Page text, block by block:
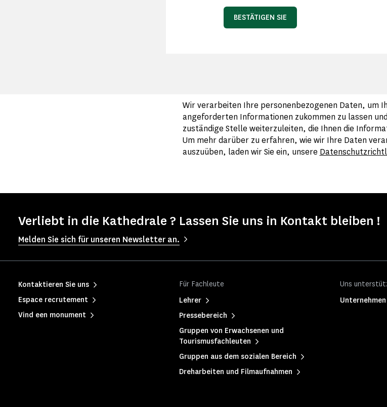
BESTÄTIGEN SIE
Wir verarbeiten Ihre personenbezogenen Daten, um
angeforderten Informationen zukommen zu lassen
zuständige Stelle weiterzuleiten, die Ihnen die
Um mehr darüber zu erfahren, wie wir Ihre Daten
auszuüben, laden wir Sie ein, unsere
Verliebt in die Kathedrale ? Lassen Sie uns in Kontakt bleiben !
Melden Sie sich für unseren Newsletter an.
Für Fachleute
Lehrer
Pressebereich
Gruppen von Erwachsenen und
Tourismusfachleuten
Gruppen aus dem sozialen Bereich
Dreharbeiten und Filmaufnahmen
Uns
Kontaktieren Sie uns
Espace recrutement
Vind een monument